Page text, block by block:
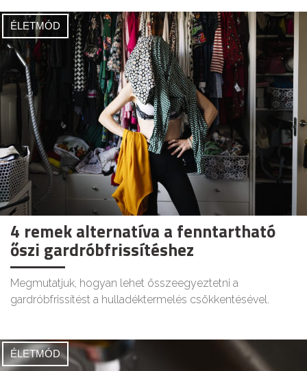
ÉLETMÓD
4 remek alternatíva a fenntartható
őszi gardróbfrissítéshez
Megmutatjuk, hogyan lehet összeegyeztetni a
gardróbfrissítést a hulladéktermelés csökkentésével.
ÉLETMÓD